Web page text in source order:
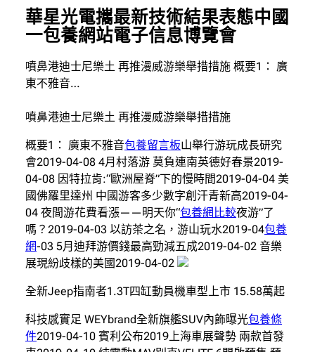
華星光電攜最新技術結果表態中國
一包養網站電子信息博覽會
噴鼻港迪士尼樂土 再推漫威游樂舉措措施 概要1： 廣
東不雅音…
噴鼻港迪士尼樂土 再推漫威游樂舉措措施
概要1： 廣東不雅音包養留言板山舉行游玩成長研究
會2019-04-08 4月村落游 莫負連南英德好春景2019-
04-08 因特拉肯:“歐洲屋脊”下的慢時間2019-04-04 美
國佛羅里達州 中國游客多少數字創汗青新高2019-04-
04 夜間游花費看漲——明天你“包養網比較夜游”了
嗎？2019-04-03 以訪茶之名，游山玩水2019-04包養
網-03 5月迪拜游價錢最高勁減五成2019-04-02 音樂
展現紛歧樣的美國2019-04-02
全新Jeep指南者1.3T四缸動員機車型上市 15.58萬起
科技感實足 WEYbrand全新旗艦SUV內飾曝光包養條
件2019-04-10 賓利公布2019上海車展聲勢 兩款首發